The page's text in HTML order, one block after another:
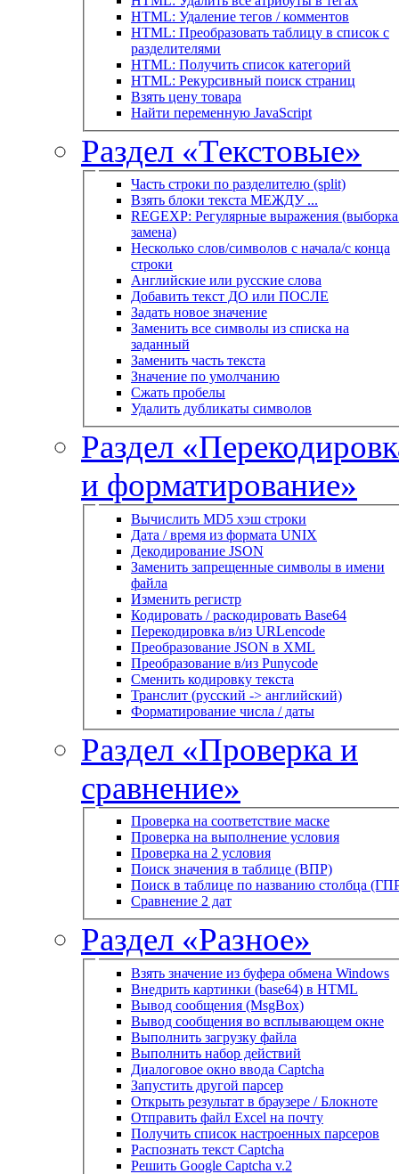
HTML: Удаление тегов / комментов
HTML: Преобразовать таблицу в список с
разделителями
HTML: Получить список категорий
HTML: Рекурсивный поиск страниц
Взять цену товара
Найти переменную JavaScript
Раздел «Текстовые»
Часть строки по разделителю (split)
Взять блоки текста МЕЖДУ ...
REGEXP: Регулярные выражения
замена)
Несколько слов/символов с начала/с конца
строки
Английские или русские слова
Добавить текст ДО или ПОСЛЕ
Задать новое значение
Заменить все символы из списка на
заданный
Заменить часть текста
Значение по умолчанию
Сжать пробелы
Удалить дубликаты символов
Раздел
и форматирование»
Вычислить MD5 хэш строки
Дата / время из формата UNIX
Декодирование JSON
Заменить запрещенные символы в имени
файла
Изменить регистр
Кодировать / раскодировать Base64
Перекодировка в/из URLencode
Преобразование JSON в XML
Преобразование в/из Punycode
Сменить кодировку текста
Транслит (русский -> английский)
Форматирование числа / даты
Раздел «Проверка и
сравнение»
Проверка на соответствие маске
Проверка на выполнение условия
Проверка на 2 условия
Поиск значения в таблице (ВПР)
Поиск в таблице по названию столбца
Сравнение 2 дат
Раздел «Разное»
Взять значение из буфера обмена Windows
Внедрить картинки (base64) в HTML
Вывод сообщения (MsgBox)
Вывод сообщения во всплывающем окне
Выполнить загрузку файла
Выполнить набор действий
Диалоговое окно ввода Captcha
Запустить другой парсер
Открыть результат в браузере / Блокноте
Отправить файл Excel на почту
Получить список настроенных парсеров
Распознать текст Captcha
Решить Google Captcha v.2